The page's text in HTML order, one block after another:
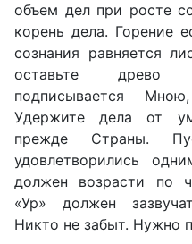
объем дел при росте
корень дела. Горение
сознания равняется
оставьте древо
подписывается
Удержите дела от
прежде Страны.
удовлетворились
должен возрасти по
«Ур» должен
Никто не забыт. Нужно